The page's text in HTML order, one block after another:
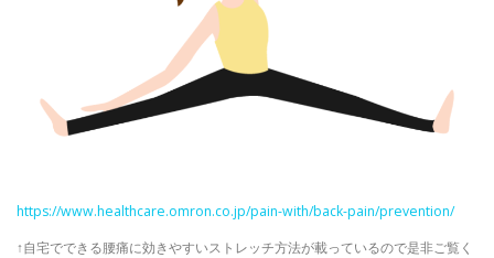
https://www.healthcare.omron.co.jp/pain-with/back-pain/prevention/
↑自宅でできる腰痛に効きやすいストレッチ方法が載っているので是非ご覧く